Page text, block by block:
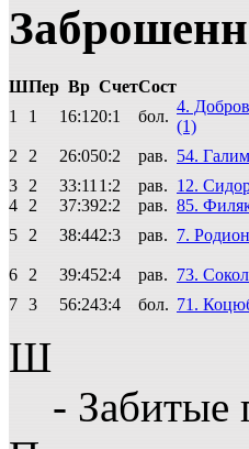
ШПер Вр СчетСост
1
1 16:120:1 бол.
4.
(1)
2 2 26:050:2 рав. 54.
3
2 33:11 1:2 рав. 12.
4
2 37:392:2 рав. 85.
5
2 38:442:3 рав. 7.
6
2 39:452:4 рав. 73.
7 3 56:243:4 бол. 71.
Ш
- Забитые